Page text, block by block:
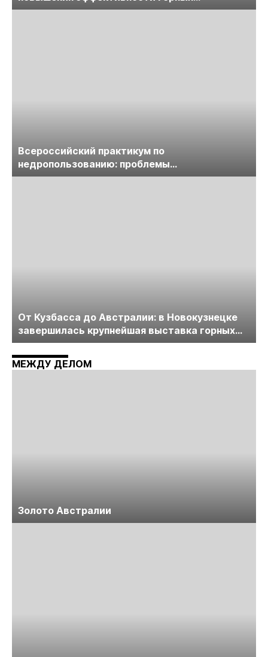
предприятий
Всероссийский практикум по
недропользованию: проблемы
лицензирования, цифровизации, экспертизы
От Кузбасса до Австралии: в Новокузнецке
завершилась крупнейшая выставка горных
технологий «Недра России. Уголь России и
Майнинг»
МЕЖДУ ДЕЛОМ
Золото Австралии